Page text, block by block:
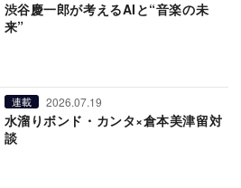
渋谷慶一郎が考えるAIと“音楽の未
来”
連載 2026.07.19
水溜りボンド・カンタ×倉本美津留対
談